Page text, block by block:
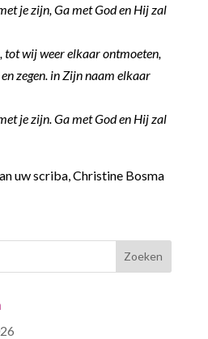
je zijn,Ga met God en Hij zal
tot wij weer elkaar ontmoeten,
zegen. in Zijn naam elkaar
je zijn.Ga met God en Hij zal
uw scriba, Christine Bosma